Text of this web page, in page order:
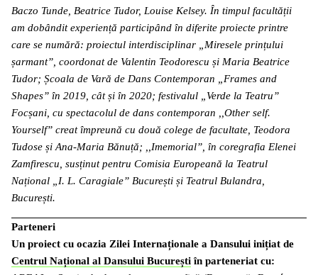
Baczo Tunde, Beatrice Tudor, Louise Kelsey. În timpul facultății
am dobândit experiență participând în diferite proiecte printre
care se numără: proiectul interdisciplinar „Miresele prințului
șarmant”, coordonat de Valentin Teodorescu și Maria Beatrice
Tudor; Școala de Vară de Dans Contemporan „Frames and
Shapes” în 2019, cât și în 2020; festivalul „Verde la Teatru”
Focșani, cu spectacolul de dans contemporan ,,Other self.
Yourself” creat împreună cu două colege de facultate, Teodora
Tudose și Ana-Maria Bănuță; ,,Imemorial”, în coregrafia Elenei
Zamfirescu, susținut pentru Comisia Europeană la Teatrul
Național „I. L. Caragiale” București și Teatrul Bulandra,
București.
Parteneri
Un proiect cu ocazia Zilei Internaționale a Dansului inițiat de
Centrul Național al Dansului București în parteneriat cu: